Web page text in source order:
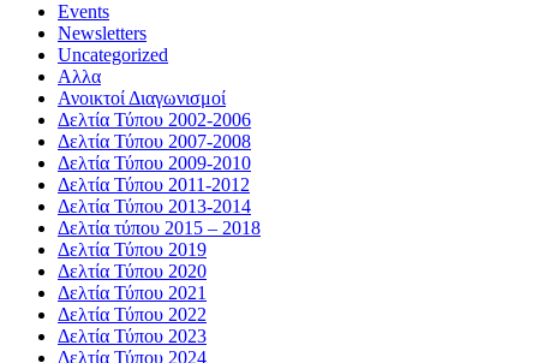
Events
Newsletters
Uncategorized
Αλλα
Ανοικτοί Διαγωνισμoί
Δελτία Τύπου 2002-2006
Δελτία Τύπου 2007-2008
Δελτία Τύπου 2009-2010
Δελτία Τύπου 2011-2012
Δελτία Τύπου 2013-2014
Δελτία τύπου 2015 – 2018
Δελτία Τύπου 2019
Δελτία Τύπου 2020
Δελτία Τύπου 2021
Δελτία Τύπου 2022
Δελτία Τύπου 2023
Δελτία Τύπου 2024